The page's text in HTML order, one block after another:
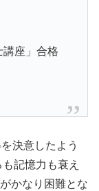
座」合格
決意したよう
記憶力も衰え
かなり困難とな